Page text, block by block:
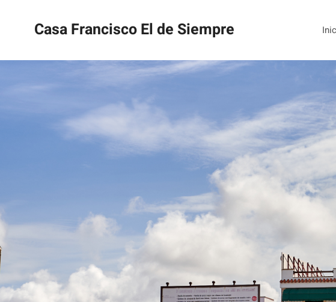
Casa Francisco El de Siempre